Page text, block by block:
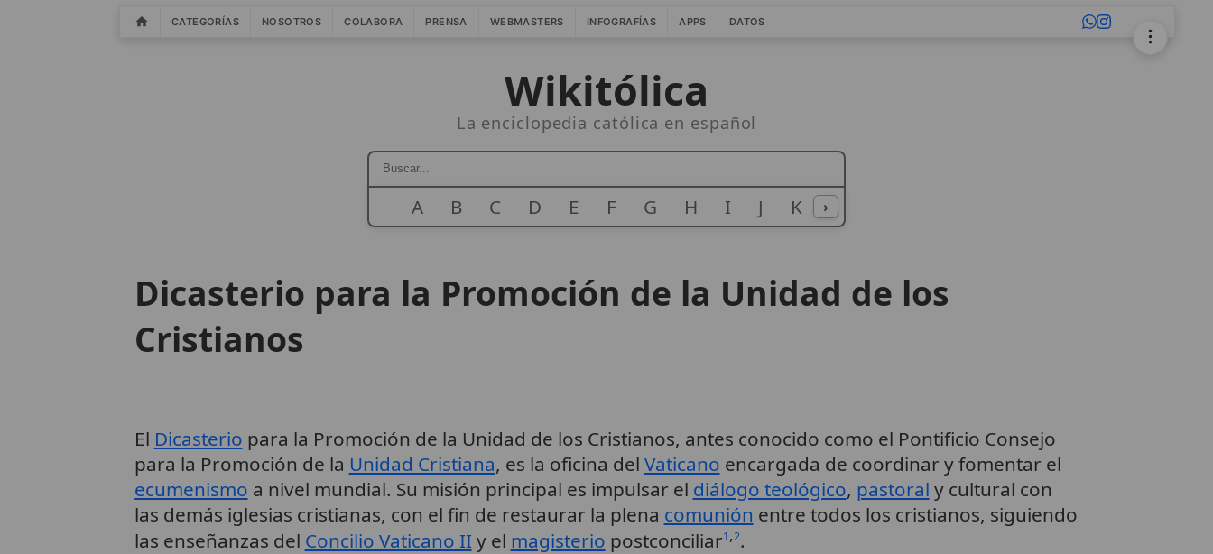
CATEGORÍAS NOSOTROS COLABORA PRENSA WEBMASTERS INFOGRAFÍAS APPS DATOS
Wikitólica
La enciclopedia católica en español
A B C D E F G H I J K L
›
Dicasterio para la Promoción de la Unidad de los
Cristianos
El Dicasterio para la Promoción de la Unidad de los Cristianos, antes conocido como el Pontificio Consejo
para la Promoción de la Unidad Cristiana, es la oficina del Vaticano encargada de coordinar y fomentar el
ecumenismo a nivel mundial. Su misión principal es impulsar el diálogo teológico, pastoral y cultural con
las demás iglesias cristianas, con el fin de restaurar la plena comunión entre todos los cristianos, siguiendo
las enseñanzas del Concilio Vaticano IIy el magisterio postconciliar1,2.